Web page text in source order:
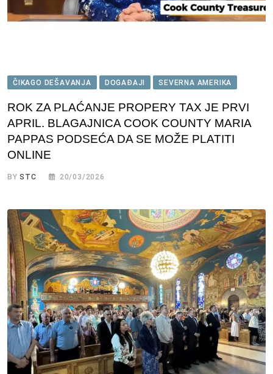
ČIKAGO DEŠAVANJA DOGAĐAJI SEVERNA AMERIKA
ROK ZA PLAĆANJE PROPERY TAX JE PRVI
APRIL. BLAGAJNICA COOK COUNTY MARIA
PAPPAS PODSEĆA DA SE MOŽE PLATITI
ONLINE
BYSTC 20/03/2026